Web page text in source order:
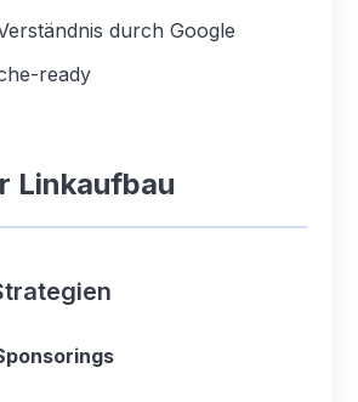
durch Google
ready
Linkaufbau